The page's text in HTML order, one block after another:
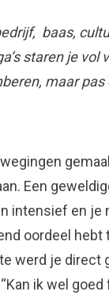
baas,
staren je vol
maar
Een
en je
oordeel
je direct
ik wel